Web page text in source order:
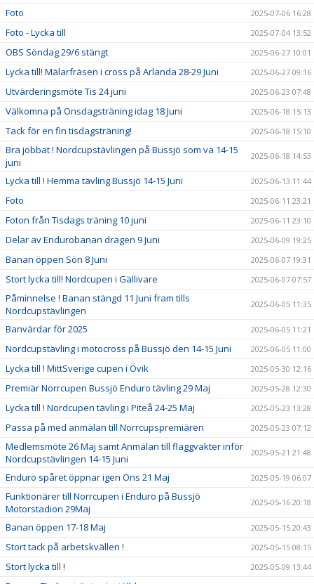
Foto 2025-07-06 16:28
Foto - Lycka till 2025-07-04 13:52
OBS Söndag 29/6 stängt 2025-06-27 10:01
Lycka till! Mälarfräsen i cross på Arlanda 28-29 Juni 2025-06-27 09:16
Utvärderingsmöte Tis 24 juni 2025-06-23 07:48
Välkomna på Onsdagsträning idag 18 Juni 2025-06-18 15:13
Tack för en fin tisdagsträning! 2025-06-18 15:10
Bra jobbat ! Nordcupstävlingen på Bussjö som va 14-15
juni
2025-06-18 14:53
Lycka till ! Hemma tävling Bussjö 14-15 Juni 2025-06-13 11:44
Foto 2025-06-11 23:21
Foton från Tisdags träning 10 juni 2025-06-11 23:10
Delar av Endurobanan dragen 9 Juni 2025-06-09 19:25
Banan öppen Sön 8 Juni 2025-06-07 19:31
Stort lycka till! Nordcupen i Gällivare 2025-06-07 07:57
Påminnelse ! Banan stängd 11 Juni fram tills
Nordcupstävlingen
2025-06-05 11:35
Banvärdar för 2025 2025-06-05 11:21
Nordcupstävling i motocross på Bussjö den 14-15 Juni 2025-06-05 11:00
Lycka till ! MittSverige cupen i Övik 2025-05-30 12:16
Premiär Norrcupen Bussjö Enduro tävling 29 Maj 2025-05-28 12:30
Lycka till ! Nordcupen tävling i Piteå 24-25 Maj 2025-05-23 13:28
Passa på med anmälan till Norrcupspremiären 2025-05-23 07:12
Medlemsmöte 26 Maj samt Anmälan till flaggvakter inför
Nordcupstävlingen 14-15 Juni
2025-05-21 21:48
Enduro spåret öppnar igen Ons 21 Maj 2025-05-19 06:07
Funktionärer till Norrcupen i Enduro på Bussjö
Motorstadion 29Maj
2025-05-16 20:18
Banan öppen 17-18 Maj 2025-05-15 20:43
Stort tack på arbetskvällen ! 2025-05-15 08:15
Stort lycka till ! 2025-05-09 13:44